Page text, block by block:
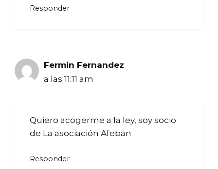
Responder
Fermin Fernandez
a las 11:11 am
Quiero acogerme a la ley, soy socio
de La asociación Afeban
Responder